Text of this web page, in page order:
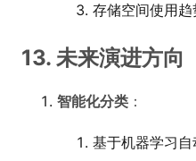
存储空间使用趋
13. 未来演进方向
智能化分类 ：
基于机器学习